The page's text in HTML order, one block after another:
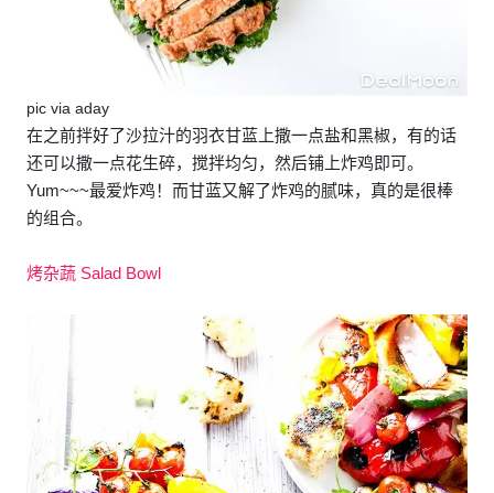
pic via aday
在之前拌好了沙拉汁的羽衣甘蓝上撒一点盐和黑椒，有的话
还可以撒一点花生碎，搅拌均匀，然后铺上炸鸡即可。
Yum~~~最爱炸鸡！而甘蓝又解了炸鸡的腻味，真的是很棒
的组合。
烤杂蔬 Salad Bowl